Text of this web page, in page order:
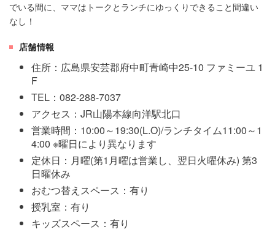
でいる間に、ママはトークとランチにゆっくりできること間違い
なし！
店舗情報
住所：広島県安芸郡府中町青崎中25-10 ファミーユ 1
F
TEL：082-288-7037
アクセス：JR山陽本線向洋駅北口
営業時間：10:00～19:30(L.O)/ランチタイム11:00～1
4:00 ※曜日により異なります
定休日：月曜(第1月曜は営業し、翌日火曜休み) 第3
日曜休み
おむつ替えスペース：有り
授乳室：有り
キッズスペース：有り